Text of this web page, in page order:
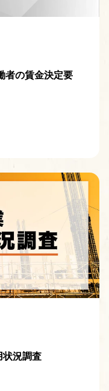
者の賃金決定要
状況調査